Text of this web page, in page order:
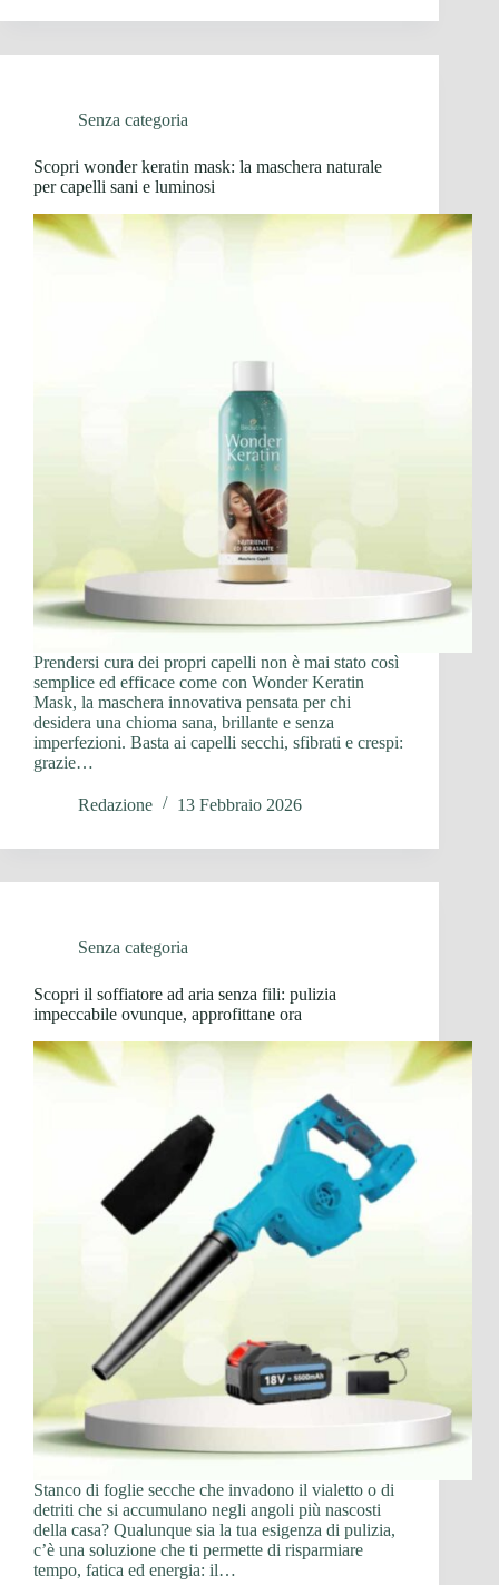
Senza categoria
Scopri wonder keratin mask: la maschera naturale
per capelli sani e luminosi
Prendersi cura dei propri capelli non è mai stato così
semplice ed efficace come con Wonder Keratin
Mask, la maschera innovativa pensata per chi
desidera una chioma sana, brillante e senza
imperfezioni. Basta ai capelli secchi, sfibrati e crespi:
grazie…
Redazione 13 Febbraio 2026
Senza categoria
Scopri il soffiatore ad aria senza fili: pulizia
impeccabile ovunque, approfittane ora
Stanco di foglie secche che invadono il vialetto o di
detriti che si accumulano negli angoli più nascosti
della casa? Qualunque sia la tua esigenza di pulizia,
c’è una soluzione che ti permette di risparmiare
tempo, fatica ed energia: il…